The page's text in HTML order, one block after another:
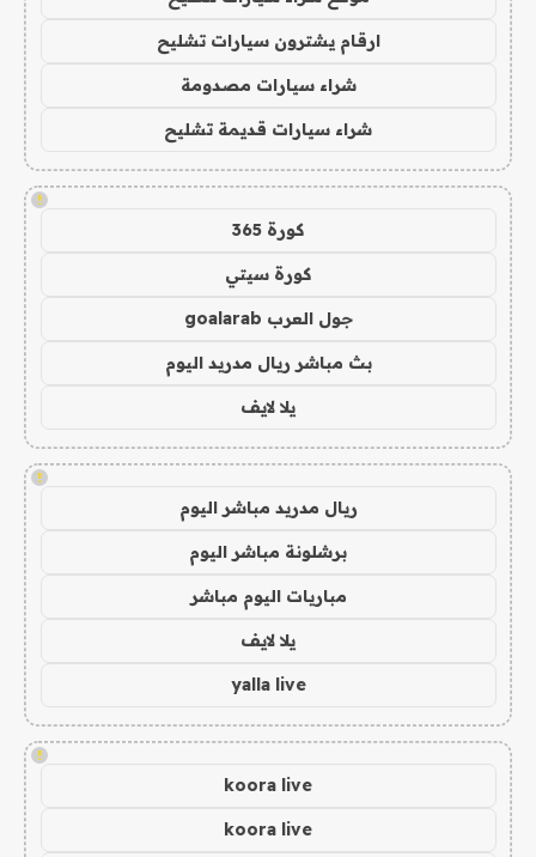
ارقام يشترون سيارات تشليح
شراء سيارات مصدومة
شراء سيارات قديمة تشليح
!
كورة 365
كورة سيتي
جول العرب goalarab
بث مباشر ريال مدريد اليوم
يلا لايف
!
ريال مدريد مباشر اليوم
برشلونة مباشر اليوم
مباريات اليوم مباشر
يلا لايف
yalla live
!
koora live
koora live